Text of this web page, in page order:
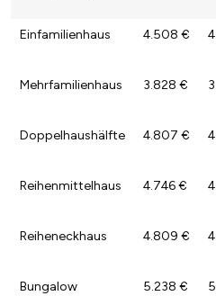
Einfamilienhaus 4.508 €
Mehrfamilienhaus 3.828 €
Doppelhaushälfte 4.807 €
Reihenmittelhaus 4.746 €
Reiheneckhaus 4.809 €
Bungalow 5.238 €